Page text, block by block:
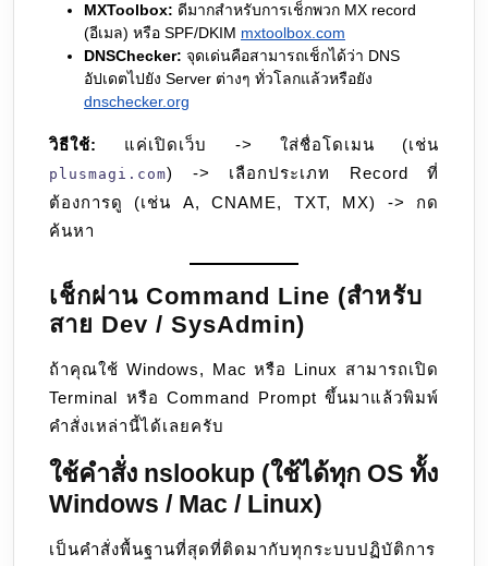
MXToolbox: ดีมากสำหรับการเช็กพวก MX record
(อีเมล) หรือ SPF/DKIM mxtoolbox.com
DNSChecker: จุดเด่นคือสามารถเช็กได้ว่า DNS
อัปเดตไปยัง Server ต่างๆ ทั่วโลกแล้วหรือยัง
dnschecker.org
วิธีใช้: แค่เปิดเว็บ -> ใส่ชื่อโดเมน (เช่น
plusmagi.com) -> เลือกประเภท Record ที่
ต้องการดู (เช่น A, CNAME, TXT, MX) -> กด
ค้นหา
เช็กผ่าน Command Line (สำหรับ
สาย Dev / SysAdmin)
ถ้าคุณใช้ Windows, Mac หรือ Linux สามารถเปิด
Terminal หรือ Command Prompt ขึ้นมาแล้วพิมพ์
คำสั่งเหล่านี้ได้เลยครับ
ใช้คำสั่ง nslookup (ใช้ได้ทุก OS ทั้ง
Windows / Mac / Linux)
เป็นคำสั่งพื้นฐานที่สุดที่ติดมากับทุกระบบปฏิบัติการ